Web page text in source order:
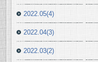
2022.05(4)
2022.04(3)
2022.03(2)